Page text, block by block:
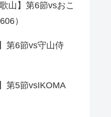
山】第6節vsおこ
）
第6節vs守山侍
第5節vsIKOMA